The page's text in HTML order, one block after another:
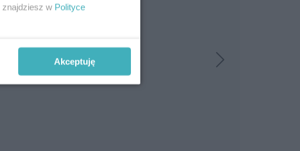
znajdziesz w Polityce
Akceptuję